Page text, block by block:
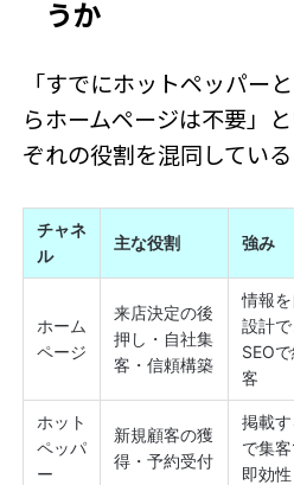
うか
「すでにホットペッパー
らホームページは不要」
ぞれの役割を混同している
チャネ
ル
主な役割 強み
ホーム
ページ
来店決定の後
押し・自社集
客・信頼構築
情報
設計で
SEO
客
ホット
ペッパ
ー
新規顧客の獲
得・予約受付
掲載
で集
即効性